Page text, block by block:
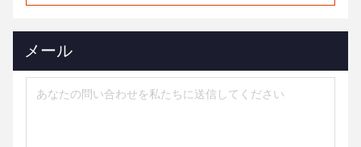
メール